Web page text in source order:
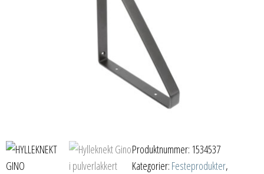
Produktnummer: 1534537
Kategorier: Festeprodukter,